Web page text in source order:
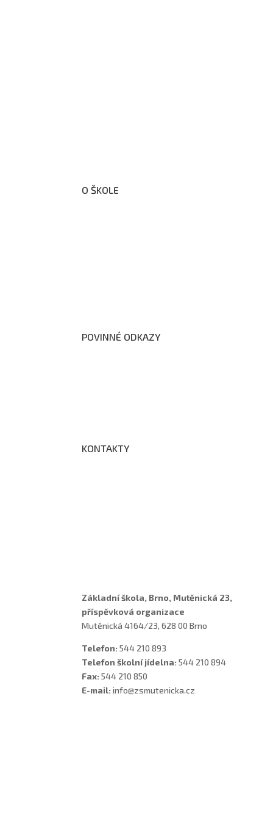
O ŠKOLE
POVINNÉ ODKAZY
KONTAKTY
Základní škola, Brno, Mutěnická 23,
příspěvková organizace
Mutěnická 4164/23, 628 00 Brno
Telefon: 544 210 893
Telefon školní jídelna: 544 210 894
Fax: 544 210 850
E-mail: info@zsmutenicka.cz